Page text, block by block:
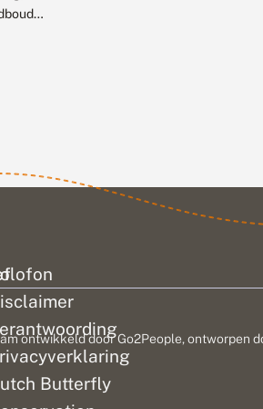
Butterfly
ontwikkeld doorGo2People, ontworpen